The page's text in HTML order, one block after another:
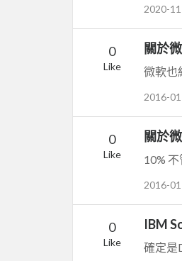
2020-
0
Like
關於
微軟也
2016-
0
Like
關於
2016-
0
Like
IBM
確定是